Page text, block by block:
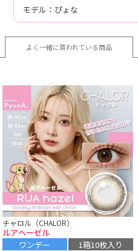
モデル：ぴょな
よく一緒に買われている商品
チャロル（CHALOR）
ルアヘーゼル
ワンデー
1箱10枚入り